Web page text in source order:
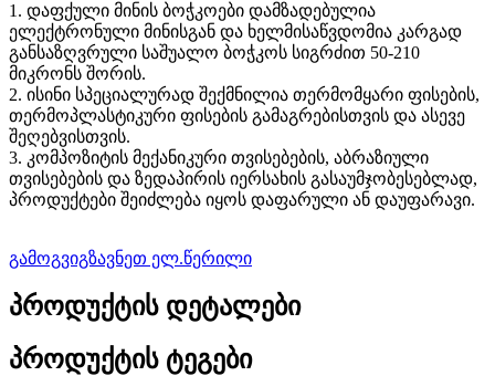
1. დაფქული მინის ბოჭკოები დამზადებულია
ელექტრონული მინისგან და ხელმისაწვდომია კარგად
განსაზღვრული საშუალო ბოჭკოს სიგრძით 50-210
მიკრონს შორის.
2. ისინი სპეციალურად შექმნილია თერმომყარი ფისების,
თერმოპლასტიკური ფისების გამაგრებისთვის და ასევე
შეღებვისთვის.
3. კომპოზიტის მექანიკური თვისებების, აბრაზიული
თვისებების და ზედაპირის იერსახის გასაუმჯობესებლად,
პროდუქტები შეიძლება იყოს დაფარული ან დაუფარავი.
გამოგვიგზავნეთ ელ.წერილი
პროდუქტის დეტალები
პროდუქტის ტეგები